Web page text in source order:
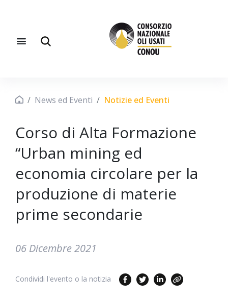
News ed Eventi Notizie ed Eventi
Corso di Alta Formazione
“Urban mining ed
economia circolare per la
produzione di materie
prime secondarie
06 Dicembre 2021
Condividi l'evento o la notizia